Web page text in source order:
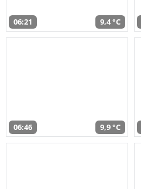
06:21 9,4 °C
06:46 9,9 °C